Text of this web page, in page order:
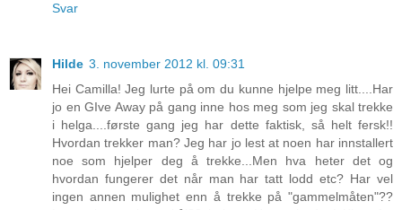
Svar
Hilde 3. november 2012 kl. 09:31
Hei Camilla! Jeg lurte på om du kunne hjelpe meg litt....Har
jo en GIve Away på gang inne hos meg som jeg skal trekke
i helga....første gang jeg har dette faktisk, så helt fersk!!
Hvordan trekker man? Jeg har jo lest at noen har innstallert
noe som hjelper deg å trekke...Men hva heter det og
hvordan fungerer det når man har tatt lodd etc? Har vel
ingen annen mulighet enn å trekke på "gammelmåten"??